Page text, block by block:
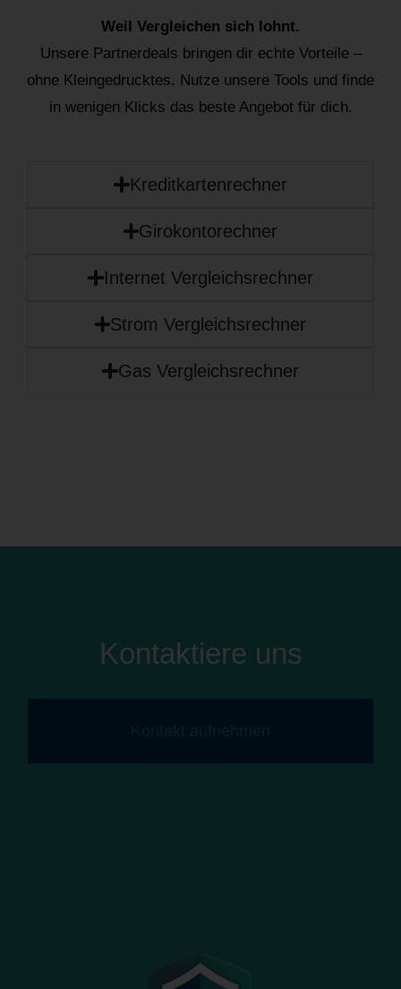
Weil Vergleichen sich lohnt.
Unsere Partnerdeals bringen dir echte Vorteile –
ohne Kleingedrucktes. Nutze unsere Tools und finde
in wenigen Klicks das beste Angebot für dich.
Kreditkartenrechner
Girokontorechner
Internet Vergleichsrechner
Strom Vergleichsrechner
Gas Vergleichsrechner
Kontaktiere uns